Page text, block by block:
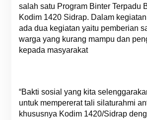
salah satu Program Binter Terpadu
Kodim 1420 Sidrap. Dalam
ada dua kegiatan yaitu pemberian
warga yang kurang mampu dan
kepada masyarakat
“Bakti sosial yang kita
untuk mempererat tali silaturahmi
khususnya Kodim 1420/Sidrap